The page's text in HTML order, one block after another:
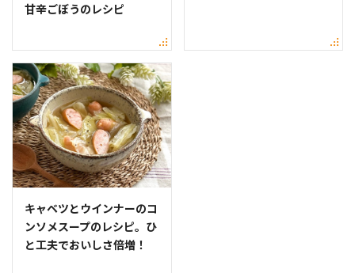
甘辛ごぼうのレシピ
キャベツとウインナーのコ
ンソメスープのレシピ。ひ
と工夫でおいしさ倍増！